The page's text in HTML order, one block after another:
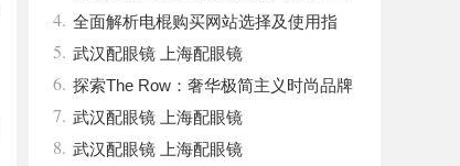
优势
4. 全面解析电棍购买网站选择及使用指
南，保障安全与合法性
5. 武汉配眼镜 上海配眼镜
6. 探索The Row：奢华极简主义时尚品牌
的崛起与魅力解析
7. 武汉配眼镜 上海配眼镜
8. 武汉配眼镜 上海配眼镜